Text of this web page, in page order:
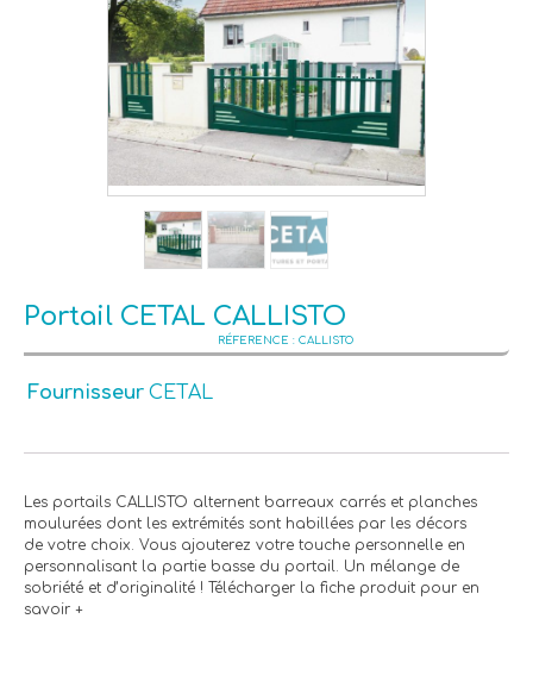
Portail CETAL CALLISTO
CALLISTO
Fournisseur CETAL
Les portails CALLISTO alternent barreaux carrés et planches
moulurées dont les extrémités sont habillées par les décors
de votre choix. Vous ajouterez votre touche personnelle en
personnalisant la partie basse du portail. Un mélange de
sobriété et d’originalité ! Télécharger la fiche produit pour en
savoir +